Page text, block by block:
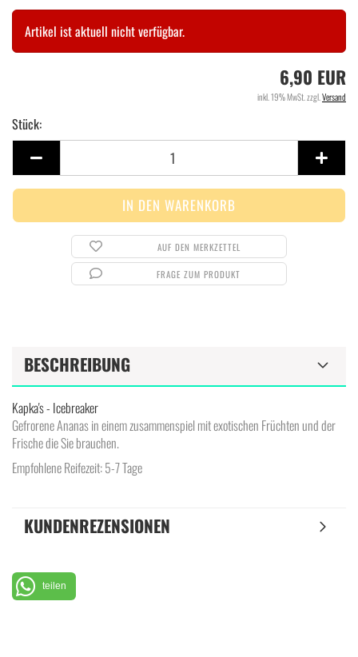
Artikel ist aktuell nicht verfügbar.
6,90 EUR
inkl. 19% MwSt. zzgl. Versand
Stück:
Stück
AUF DEN MERKZETTEL
FRAGE ZUM PRODUKT
BESCHREIBUNG
Kapka's - Icebreaker
Gefrorene Ananas in einem zusammenspiel mit exotischen Früchten und der
Frische die Sie brauchen.
Empfohlene Reifezeit: 5-7 Tage
KUNDENREZENSIONEN
teilen